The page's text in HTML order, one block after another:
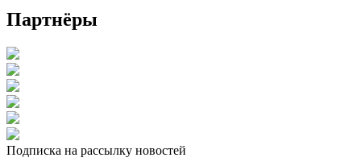
Партнёры
Подписка на рассылку новостей